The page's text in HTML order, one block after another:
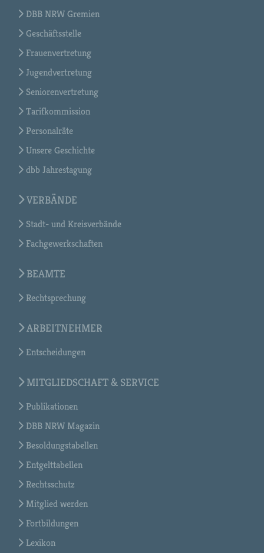
DBB NRW Gremien
Geschäftsstelle
Frauenvertretung
Jugendvertretung
Seniorenvertretung
Tarifkommission
Personalräte
Unsere Geschichte
dbb Jahrestagung
VERBÄNDE
Stadt- und Kreisverbände
Fachgewerkschaften
BEAMTE
Rechtsprechung
ARBEITNEHMER
Entscheidungen
MITGLIEDSCHAFT & SERVICE
Publikationen
DBB NRW Magazin
Besoldungstabellen
Entgelttabellen
Rechtsschutz
Mitglied werden
Fortbildungen
Lexikon